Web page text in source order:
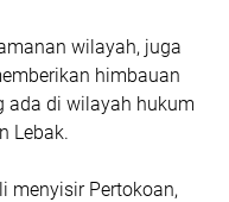
wilayah, juga
himbauan
ada di wilayah hukum
Lebak.
menyisir Pertokoan,